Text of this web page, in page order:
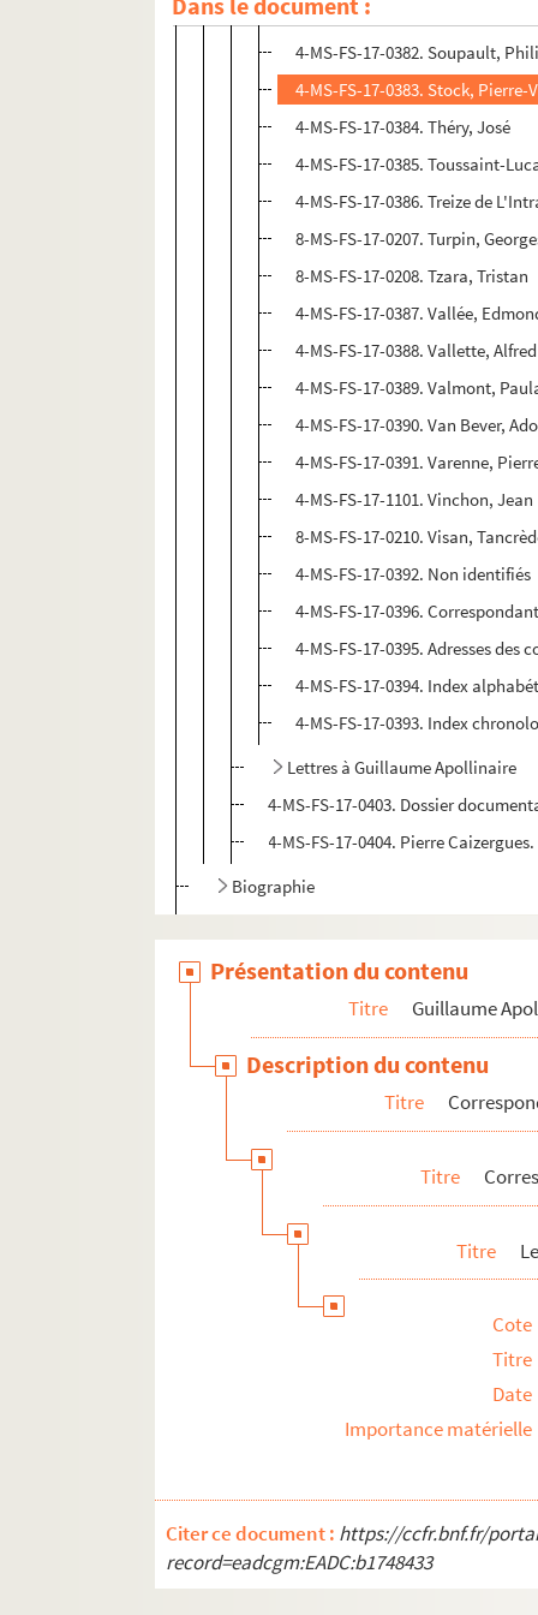
4-MS-FS-17-0381. Soffici,
4-MS-FS-17-0382. Soupault,
4-MS-FS-17-0383. Stock, Pierre-
4-MS-FS-17-0384. Théry, José
4-MS-FS-17-0385. Toussaint-
4-MS-FS-17-0386. Treize de
8-MS-FS-17-0207. Turpin,
8-MS-FS-17-0208. Tzara, Tristan
4-MS-FS-17-0387. Vallée,
4-MS-FS-17-0388. Vallette, Alfred
4-MS-FS-17-0389. Valmont,
4-MS-FS-17-0390. Van Bever,
4-MS-FS-17-0391. Varenne,
4-MS-FS-17-1101. Vinchon, Jean
8-MS-FS-17-0210. Visan,
4-MS-FS-17-0392. Non identifiés
4-MS-FS-17-0396.
4-MS-FS-17-0395. Adresses
4-MS-FS-17-0394. Index
4-MS-FS-17-0393. Index
Lettres à Guillaume Apollinaire
4-MS-FS-17-0403. Dossier
4-MS-FS-17-0404. Pierre
Biographie
Etudes
Documents en vente
Célébration et rayonnement
Personnalités liées
Présentation du contenu
Titre Guillaume
Description du contenu
Titre
Titre
Titre
Cote
Titre
Date
Importance matérielle
Citer ce document : https://ccfr.bnf.fr/
record=eadcgm:EADC:b1748433